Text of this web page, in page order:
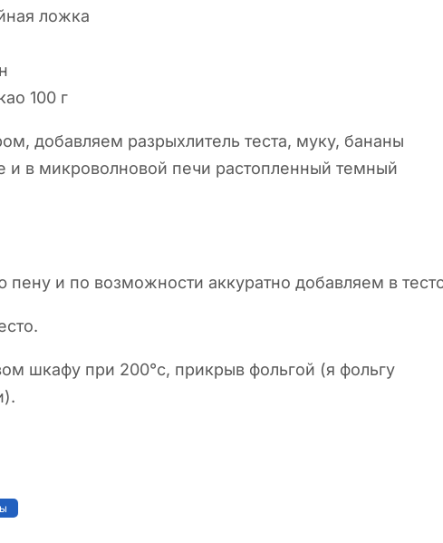
ложка
100 г
добавляем разрыхлитель теста, муку, бананы
и в микроволновой печи растопленный темный
пену и по возможности аккуратно добавляем в
шкафу при 200°c, прикрыв фольгой (я фольгу